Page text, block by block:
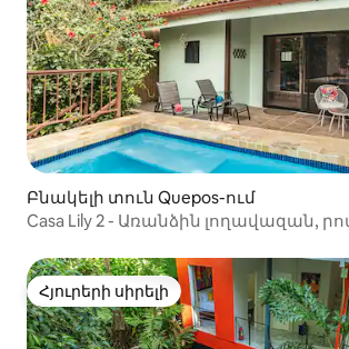
Բնակելի տուն Quepos-ում
Casa Lily 2 - Առանձին լողավազան,
Հյուրերի սիրելի
Հյուրերի սիրելի